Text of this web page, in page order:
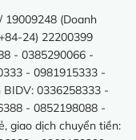
19009248 (Doanh
24) 22200399
- 0385290066 -
- 0981915333 -
0336258333 -
- 0852198088 -
giao dịch chuyển tiền: